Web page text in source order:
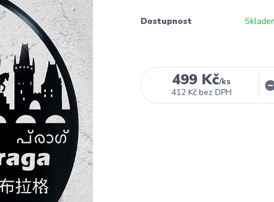
Dostupnost
499 Kč/ks
412 Kč bez DPH